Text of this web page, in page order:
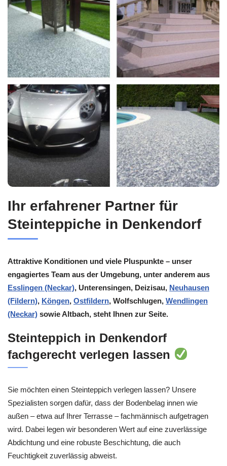
Ihr erfahrener Partner für
Steinteppiche in Denkendorf
Attraktive Konditionen und viele Pluspunkte – unser
engagiertes Team aus der Umgebung, unter anderem aus
Esslingen (Neckar), Unterensingen, Deizisau, Neuhausen
(Fildern), Köngen, Ostfildern, Wolfschlugen, Wendlingen
(Neckar) sowie Altbach, steht Ihnen zur Seite.
Steinteppich in Denkendorf
fachgerecht verlegen lassen
Sie möchten einen Steinteppich verlegen lassen? Unsere
Spezialisten sorgen dafür, dass der Bodenbelag innen wie
außen – etwa auf Ihrer Terrasse – fachmännisch aufgetragen
wird. Dabei legen wir besonderen Wert auf eine zuverlässige
Abdichtung und eine robuste Beschichtung, die auch
Feuchtigkeit zuverlässig abweist.